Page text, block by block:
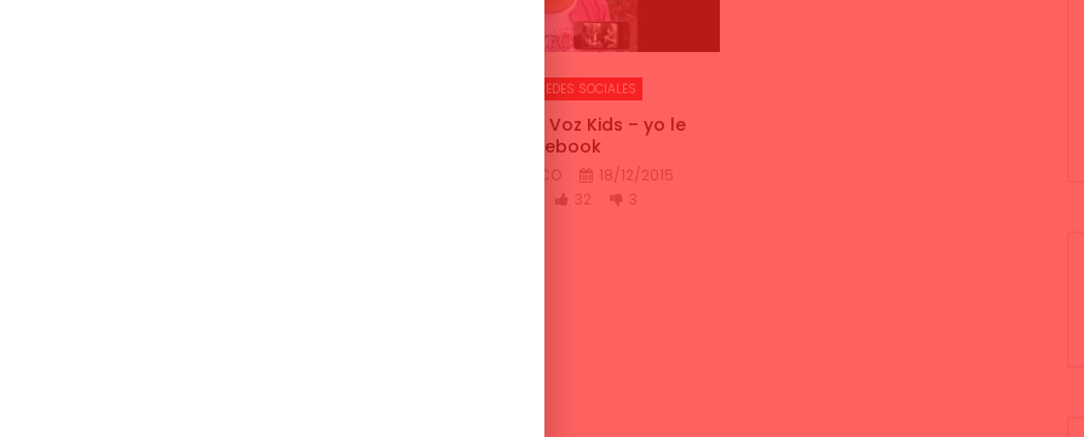
INFLUENCERS & REDES SOCIALES
Marlen de la Voz Kids – yo le
canto al facebook
VEO FLAMENCO
18/12/2015
32 3